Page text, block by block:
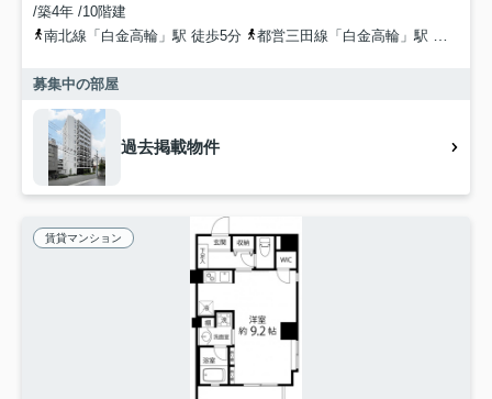
/築4年 /10階建
南北線「白金高輪」駅 徒歩5分
都営三田線「白金高輪」駅 徒歩7分
募集中の部屋
過去掲載物件
賃貸マンション